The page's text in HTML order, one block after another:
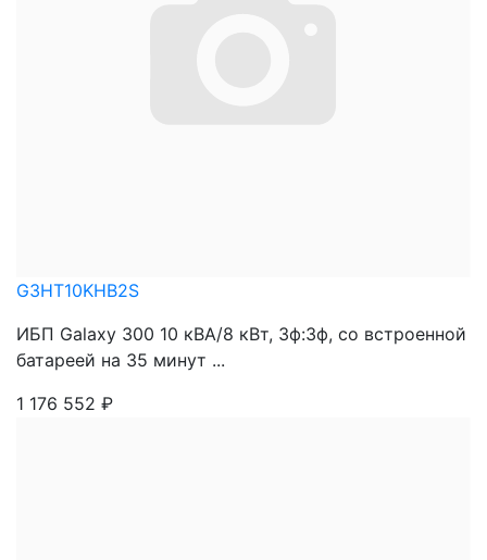
G3HT10KHB2S
ИБП Galaxy 300 10 кВА/8 кВт, 3ф:3ф, со встроенной
батареей на 35 минут ...
1 176 552 ₽